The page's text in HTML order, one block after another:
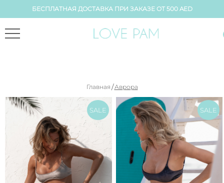
БЕСПЛАТНАЯ ДОСТАВКА ПРИ ЗАКАЗЕ ОТ 500 AED
Главная /Аврора
SALE SALE